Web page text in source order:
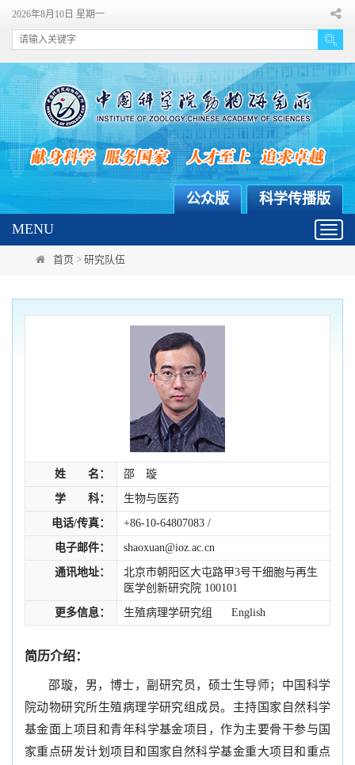
2026年8月10日 星期一
科学传播版
公众版
MENU
首页 > 研究队伍
姓 名： 邵 璇
学 科： 生物与医药
电话/传真： +86-10-64807083 /
电子邮件： shaoxuan@ioz.ac.cn
通讯地址：
北京市朝阳区大屯路甲3号干细胞与再生
医学创新研究院 100101
更多信息： 生殖病理学研究组 English
简历介绍：
邵璇，男，博士，副研究员，硕士生导师；中国科学
院动物研究所生殖病理学研究组成员。主持国家自然科学
基金面上项目和青年科学基金项目，作为主要骨干参与国
家重点研发计划项目和国家自然科学基金重大项目和重点